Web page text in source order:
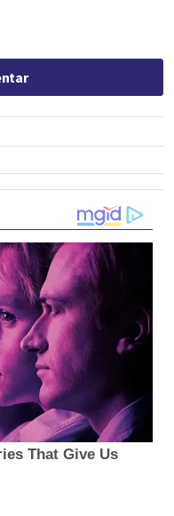
That Give Us